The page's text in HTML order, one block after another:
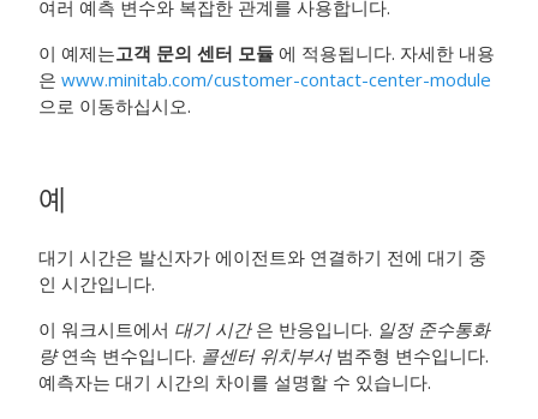
여러 예측 변수와 복잡한 관계를 사용합니다.
이 예제는고객 문의 센터 모듈 에 적용됩니다. 자세한 내용
은 www.minitab.com/customer-contact-center-module
으로 이동하십시오.
예
대기 시간은 발신자가 에이전트와 연결하기 전에 대기 중
인 시간입니다.
이 워크시트에서 대기 시간은 반응입니다. 일정 준수통화
량연속 변수입니다. 콜센터 위치부서범주형 변수입니다.
예측자는 대기 시간의 차이를 설명할 수 있습니다.